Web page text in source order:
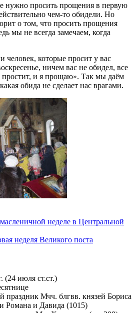
нужно просить прощения в первую
чем-то обидели. Но
о том, что просить прощения
мы не всегда замечаем, когда
человек, которые просит у вас
ничем вас не обидел, все
простит, и я прощаю». Так мы даём
обида не сделает нас врагами.
неделе в Центральной
неделя Великого поста
(24 июля ст.ст.)
Мчч. блгвв. князей Бориса
Романа и Давида (1015)